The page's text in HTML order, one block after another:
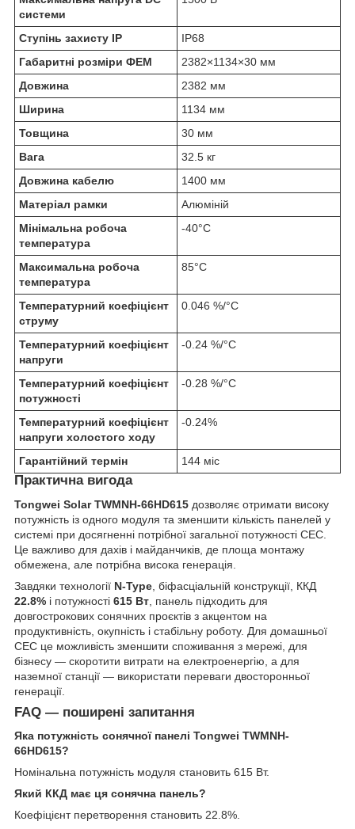
системи
Ступінь захисту IP
IP68
Габаритні розміри ФЕМ
2382×1134×30 мм
Довжина
2382 мм
Ширина
1134 мм
Товщина
30 мм
Вага
32.5 кг
Довжина кабелю
1400 мм
Матеріал рамки
Алюміній
Мінімальна робоча
температура
-40°C
Максимальна робоча
температура
85°C
Температурний коефіцієнт
струму
0.046 %/°C
Температурний коефіцієнт
напруги
-0.24 %/°C
Температурний коефіцієнт
потужності
-0.28 %/°C
Температурний коефіцієнт
напруги холостого ходу
-0.24%
Гарантійний термін 144 міс
Практична вигода
Tongwei Solar TWMNH-66HD615 дозволяє отримати високу
потужність із одного модуля та зменшити кількість панелей у
системі при досягненні потрібної загальної потужності СЕС.
Це важливо для дахів і майданчиків, де площа монтажу
обмежена, але потрібна висока генерація.
Завдяки технології N-Type , біфасціальній конструкції, ККД
22.8% і потужності 615 Вт , панель підходить для
довгострокових сонячних проєктів з акцентом на
продуктивність, окупність і стабільну роботу. Для домашньої
СЕС це можливість зменшити споживання з мережі, для
бізнесу — скоротити витрати на електроенергію, а для
наземної станції — використати переваги двосторонньої
генерації.
FAQ — поширені запитання
Яка потужність сонячної панелі Tongwei TWMNH-
66HD615?
Номінальна потужність модуля становить 615 Вт.
Який ККД має ця сонячна панель?
Коефіцієнт перетворення становить 22.8%.